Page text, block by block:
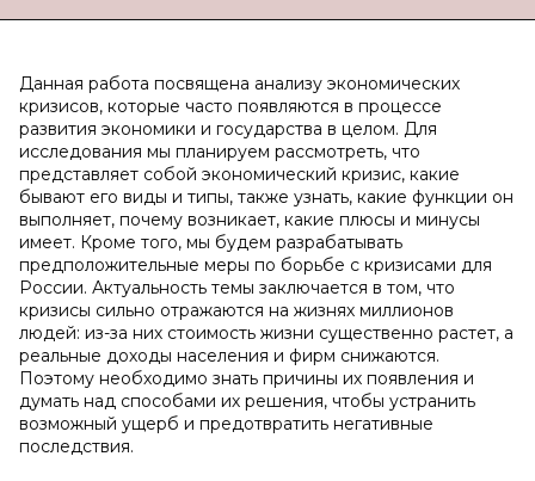
Данная работа посвящена анализу экономических
кризисов, которые часто появляются в процессе
развития экономики и государства в целом. Для
исследования мы планируем рассмотреть, что
представляет собой экономический кризис, какие
бывают его виды и типы, также узнать, какие функции он
выполняет, почему возникает, какие плюсы и минусы
имеет. Кроме того, мы будем разрабатывать
предположительные меры по борьбе с кризисами для
России. Актуальность темы заключается в том, что
кризисы сильно отражаются на жизнях миллионов
людей: из-за них стоимость жизни существенно растет, а
реальные доходы населения и фирм снижаются.
Поэтому необходимо знать причины их появления и
думать над способами их решения, чтобы устранить
возможный ущерб и предотвратить негативные
последствия.